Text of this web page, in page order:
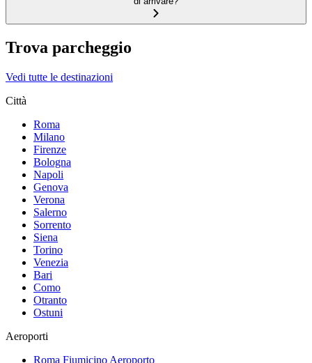
Trova parcheggio
Vedi tutte le destinazioni
Città
Roma
Milano
Firenze
Bologna
Napoli
Genova
Verona
Salerno
Sorrento
Siena
Torino
Venezia
Bari
Como
Otranto
Ostuni
Aeroporti
Roma Fiumicino Aeroporto